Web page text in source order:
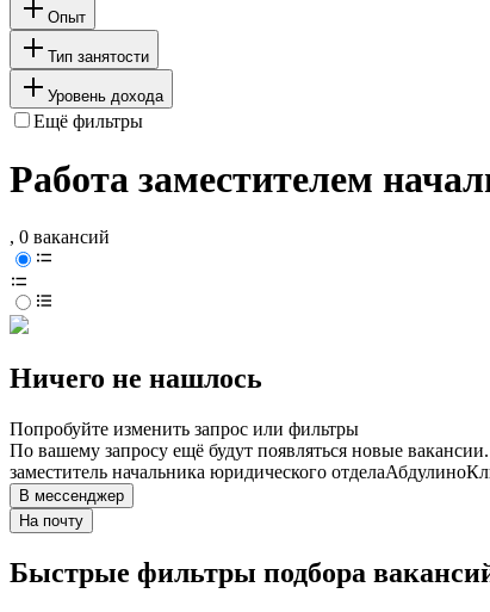
Опыт
Тип занятости
Уровень дохода
Ещё фильтры
Работа заместителем
, 0 вакансий
Ничего не нашлось
Попробуйте изменить запрос или фильтры
По вашему запросу ещё будут появляться новые
заместитель начальника юридического отделаАбдулино
В мессенджер
На почту
Быстрые фильтры подбора